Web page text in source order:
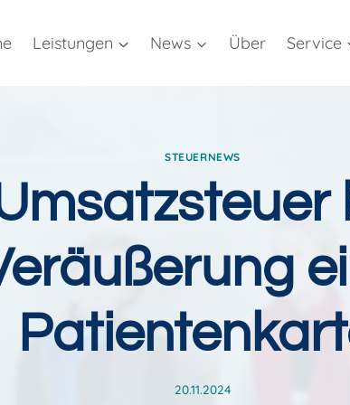
Leistungen News Über Service
STEUERNEWS
20.11.2024